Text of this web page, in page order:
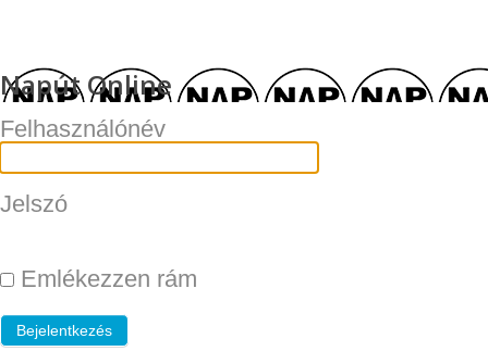
Napút Online
Felhasználónév
Jelszó
Emlékezzen rám